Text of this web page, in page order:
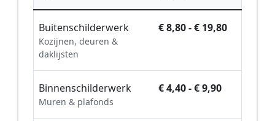
Buitenschilderwerk
Kozijnen, deuren &
daklijsten
€ 8,80 - € 19,80
Binnenschilderwerk
Muren & plafonds
€ 4,40 - € 9,90